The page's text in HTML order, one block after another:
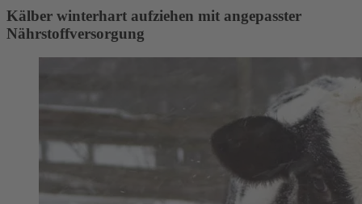
Kälber winterhart aufziehen mit angepasster
Nährstoffversorgung